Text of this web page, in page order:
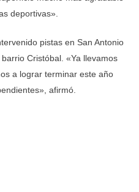
deportivas».
pistas en San Antonio
Cristóbal. «Ya llevamos
a lograr terminar este año
afirmó.